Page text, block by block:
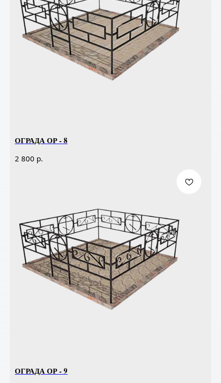
ОГРАДА ОР - 8
2 800 р.
ОГРАДА ОР - 9